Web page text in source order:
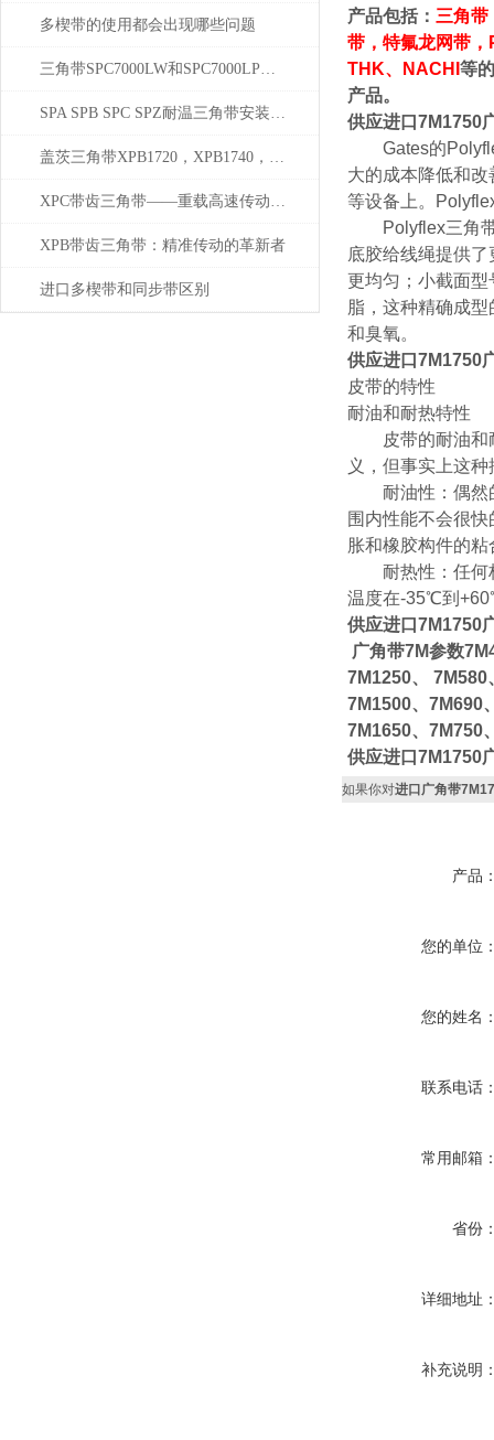
多楔带的使用都会出现哪些问题
三角带SPC7000LW和SPC7000LP区别究竟在哪里？
SPA SPB SPC SPZ耐温三角带安装注意事项
盖茨三角带XPB1720，XPB1740，XPB1800
XPC带齿三角带——重载高速传动的工业巨擘
XPB带齿三角带：精准传动的革新者
进口多楔带和同步带区别
产品包括： 三角带
带，特氟龙网带
THK、NACHI 等
产品。
供应进口7M1750
Gates的Polyflex
大的成本降低和
等设备上。
Polyflex三角带
底胶给线绳提供
更均匀；小截面
脂，这种精确成
和臭氧。
供应进口7M1750
皮带的特性
耐油和耐热特性
皮带的耐油和耐
义，但事实上这
耐油性：偶然的
围内性能不会很
胀和橡胶构件的
耐热性：任何标
温度在-35℃到
供应进口7M1750
广角带7M参数
7M1250、 7M580
7M1500、7M690
7M1650、7M750
供应进口7M1750
如果你对进口广角带
产品
您的单位
您的姓名
联系电话
常用邮箱
省份
详细地址
补充说明